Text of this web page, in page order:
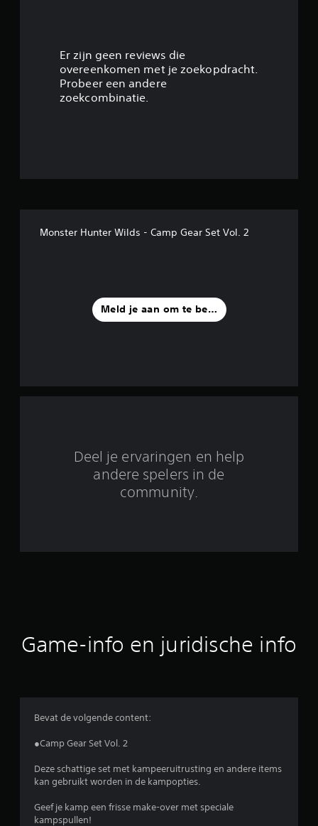
t
i
o
d
g
Er zijn geen reviews die
overeenkomen met je zoekopdracht.
Probeer een andere
zoekcombinatie.
Monster Hunter Wilds - Camp Gear Set Vol. 2
Meld je aan om te beoordelen
Deel je ervaringen en help
andere spelers in de
community.
Game-info en juridische info
Bevat de volgende content:
●Camp Gear Set Vol. 2
Deze schattige set met kampeeruitrusting en andere items
kan gebruikt worden in de kampopties.
Geef je kamp een frisse make-over met speciale
kampspullen!